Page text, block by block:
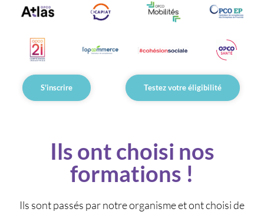
S'inscrire Testez votre éligibilité
Ils ont choisi nos
formations !
Ils sont passés par notre organisme et ont choisi de